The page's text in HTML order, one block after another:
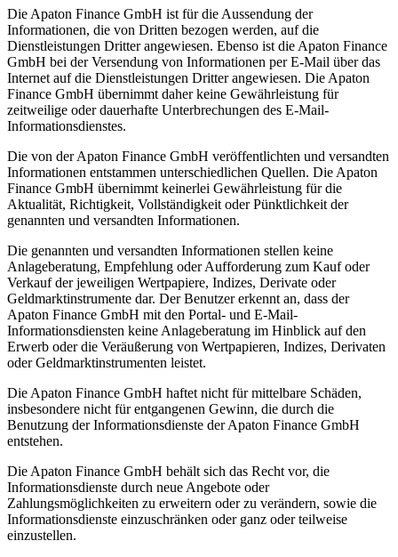
Die Apaton Finance GmbH ist für die Aussendung der
Informationen, die von Dritten bezogen werden, auf die
Dienstleistungen Dritter angewiesen. Ebenso ist die Apaton Finance
GmbH bei der Versendung von Informationen per E-Mail über das
Internet auf die Dienstleistungen Dritter angewiesen. Die Apaton
Finance GmbH übernimmt daher keine Gewährleistung für
zeitweilige oder dauerhafte Unterbrechungen des E-Mail-
Informationsdienstes.
Die von der Apaton Finance GmbH veröffentlichten und versandten
Informationen entstammen unterschiedlichen Quellen. Die Apaton
Finance GmbH übernimmt keinerlei Gewährleistung für die
Aktualität, Richtigkeit, Vollständigkeit oder Pünktlichkeit der
genannten und versandten Informationen.
Die genannten und versandten Informationen stellen keine
Anlageberatung, Empfehlung oder Aufforderung zum Kauf oder
Verkauf der jeweiligen Wertpapiere, Indizes, Derivate oder
Geldmarktinstrumente dar. Der Benutzer erkennt an, dass der
Apaton Finance GmbH mit den Portal- und E-Mail-
Informationsdiensten keine Anlageberatung im Hinblick auf den
Erwerb oder die Veräußerung von Wertpapieren, Indizes, Derivaten
oder Geldmarktinstrumenten leistet.
Die Apaton Finance GmbH haftet nicht für mittelbare Schäden,
insbesondere nicht für entgangenen Gewinn, die durch die
Benutzung der Informationsdienste der Apaton Finance GmbH
entstehen.
Die Apaton Finance GmbH behält sich das Recht vor, die
Informationsdienste durch neue Angebote oder
Zahlungsmöglichkeiten zu erweitern oder zu verändern, sowie die
Informationsdienste einzuschränken oder ganz oder teilweise
einzustellen.